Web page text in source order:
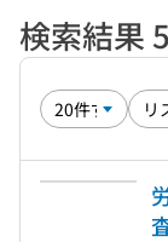
検索結果